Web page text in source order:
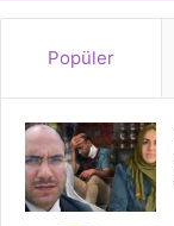
Popüler